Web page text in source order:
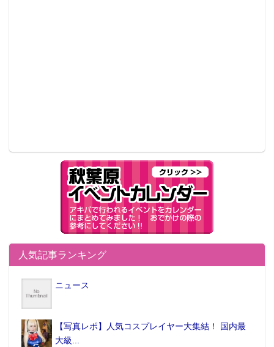
人気記事ランキング
ニュース
【写真レポ】人気コスプレイヤー大集結！ 国内最
大級...